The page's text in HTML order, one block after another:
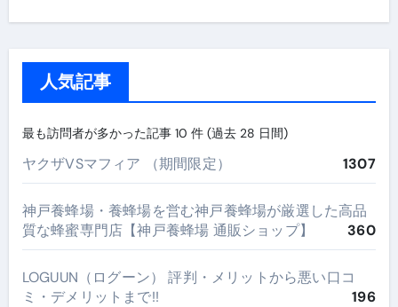
人気記事
最も訪問者が多かった記事 10 件 (過去 28 日間)
ヤクザVSマフィア （期間限定） 1307
神戸養蜂場・養蜂場を営む神戸養蜂場が厳選した高品
質な蜂蜜専門店【神戸養蜂場 通販ショップ】
360
LOGUUN（ログーン） 評判・メリットから悪い口コ
ミ・デメリットまで!!
196